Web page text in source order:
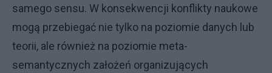
samego sensu. W konsekwencji konflikty naukowe
mogą przebiegać nie tylko na poziomie danych lub
teorii, ale również na poziomie meta-
semantycznych założeń organizujących